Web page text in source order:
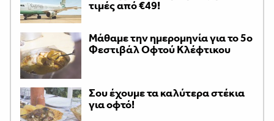
τιμές από €49!
Μάθαμε την ημερομηνία για το 5ο
Φεστιβάλ Οφτού Κλέφτικου
Σου έχουμε τα καλύτερα στέκια
για οφτό!